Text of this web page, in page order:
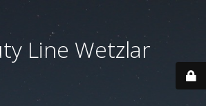
Line Wetzlar